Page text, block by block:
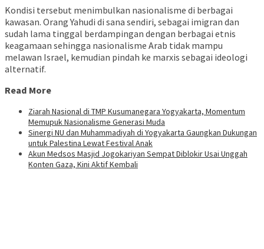
Kondisi tersebut menimbulkan nasionalisme di berbagai
kawasan. Orang Yahudi di sana sendiri, sebagai imigran dan
sudah lama tinggal berdampingan dengan berbagai etnis
keagamaan sehingga nasionalisme Arab tidak mampu
melawan Israel, kemudian pindah ke marxis sebagai ideologi
alternatif.
Read More
Ziarah Nasional di TMP Kusumanegara Yogyakarta, Momentum
Memupuk Nasionalisme Generasi Muda
Sinergi NU dan Muhammadiyah di Yogyakarta Gaungkan Dukungan
untuk Palestina Lewat Festival Anak
Akun Medsos Masjid Jogokariyan Sempat Diblokir Usai Unggah
Konten Gaza, Kini Aktif Kembali